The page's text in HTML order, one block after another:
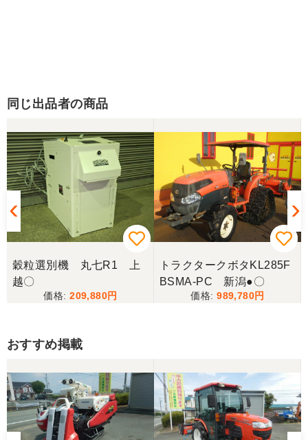
同じ出品者の商品
穀粒選別機 丸七R1 上
越〇
209,880
トラクタークボタKL285F
BSMA-PC 新潟●〇
989,780
おすすめ掲載